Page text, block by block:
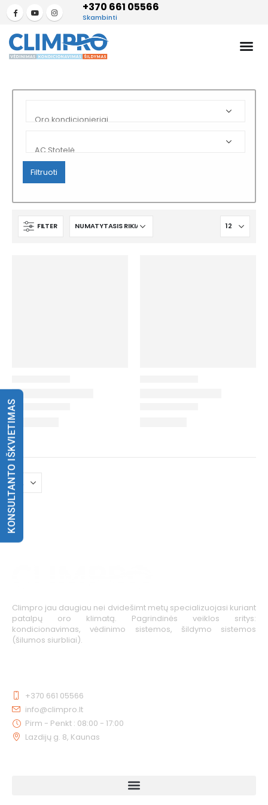
+370 661 05566
Skambinti
Filtruoti
FILTER
Climpro jau daugiau nei dvidešimt metų specializuojasi kuriant
patalpų oro klimatą. Pagrindinės veiklos sritys:
kondicionavimas, vėdinimo sistemos, šildymo sistemos
(šilumos siurbliai).
+370 661 05566
info@climpro.lt
Pirm - Penkt : 08:00 - 17:00
Lazdijų g. 8, Kaunas
KONSULTANTO IŠKVIETIMAS